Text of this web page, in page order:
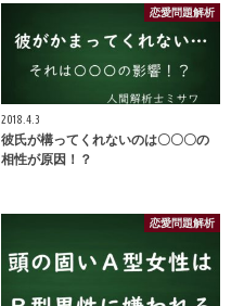
恋愛問題解析
2018.4.3
彼氏が構ってくれないのは〇〇〇の
相性が原因！？
恋愛問題解析